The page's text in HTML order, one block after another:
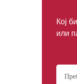
Кој
или